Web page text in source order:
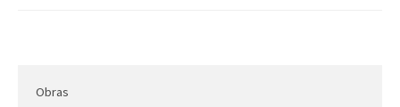
Obras